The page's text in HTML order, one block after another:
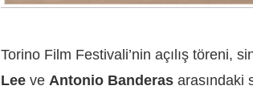
Torino Film Festivali’nin açılış töreni,
Lee ve Antonio Banderas arasındaki